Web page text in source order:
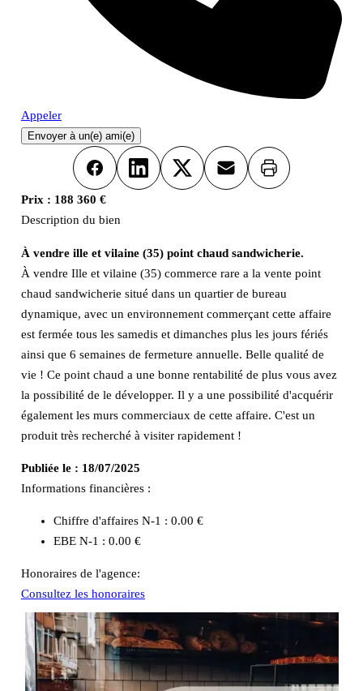
Appeler
Envoyer à un(e) ami(e)
FacebookLinkedInX Email Imprimer
Prix : 188 360 €
Description du bien
À vendre ille et vilaine (35) point chaud sandwicherie.
À vendre Ille et vilaine (35) commerce rare a la vente point
chaud sandwicherie situé dans un quartier de bureau
dynamique, avec un environnement commerçant cette affaire
est fermée tous les samedis et dimanches plus les jours fériés
ainsi que 6 semaines de fermeture annuelle. Belle qualité de
vie ! Ce point chaud a une bonne rentabilité de plus vous avez
la possibilité de le développer. Il y a une possibilité d'acquérir
également les murs commerciaux de cette affaire. C'est un
produit très recherché à visiter rapidement !
Publiée le : 18/07/2025
Informations financières :
Chiffre d'affaires N-1 : 0.00 €
EBE N-1 : 0.00 €
Honoraires de l'agence:
Consultez les honoraires